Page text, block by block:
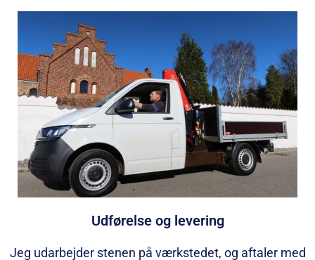
Udførelse og levering
Jeg udarbejder stenen på værkstedet, og aftaler med